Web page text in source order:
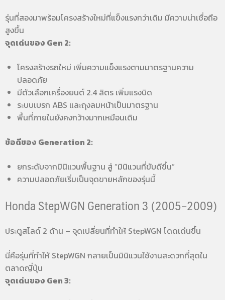
รุ่นที่สองมาพร้อมโครงสร้างใหม่ที่แข็งแรงกว่าเดิม มีความน่าเชื่อถือ
สูงขึ้น
จุดเด่นของ Gen 2:
โครงสร้างรถใหม่ เพิ่มความแข็งแรงตามมาตรฐานความ
ปลอดภัย
มีตัวเลือกเครื่องยนต์ 2.4 ลิตร เพิ่มแรงบิด
ระบบเบรก ABS และถุงลมหน้าเป็นมาตรฐาน
พื้นที่ภายในยังคงกว้างมากเหมือนเดิม
ข้อดีของ Generation 2:
ยกระดับจากมินิแวนพื้นฐาน สู่ “มินิแวนที่ขับดีขึ้น”
ความปลอดภัยเริ่มเป็นจุดขายหลักของรุ่นนี้
Honda StepWGN Generation 3 (2005–2009)
ประตูสไลด์ 2 ด้าน – จุดเปลี่ยนที่ทำให้ StepWGN โดดเด่นขึ้น
นี่คือรุ่นที่ทำให้ StepWGN กลายเป็นมินิแวนใช้งานสะดวกที่สุดใน
ตลาดญี่ปุ่น
จุดเด่นของ Gen 3: